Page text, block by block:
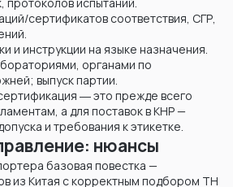
сертификатов соответствия, СГР,
и инструкции на языке назначения.
органами по
выпуск партии.
― это прежде всего
а для поставок в КНР —
и требования к этикетке.
нюансы
базовая повестка —
из Китая с корректным подбором ТН